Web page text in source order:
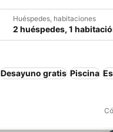
Huéspedes, habitaciones
2 huéspedes, 1
Desayuno gratis Piscina